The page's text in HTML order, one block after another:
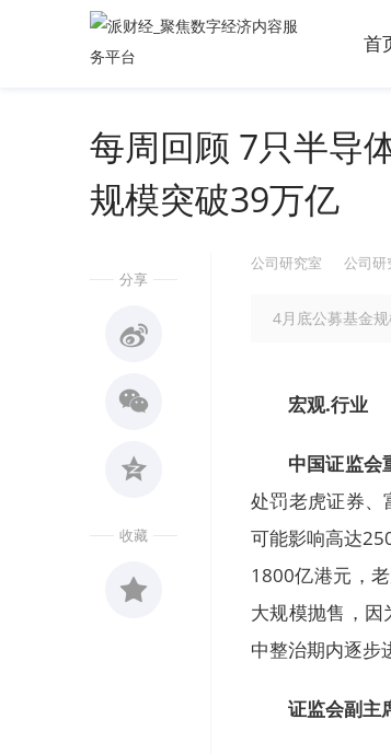
首
每周回顾 7只半导
规模突破39万亿
分享
收藏
公司研究室 公司研
4月底公募基金
宏观.行业
中国证监会
处罚老虎证券、
可能影响高达
1800亿港元，
大规模抛售，
中整治期内逐步
证监会副主